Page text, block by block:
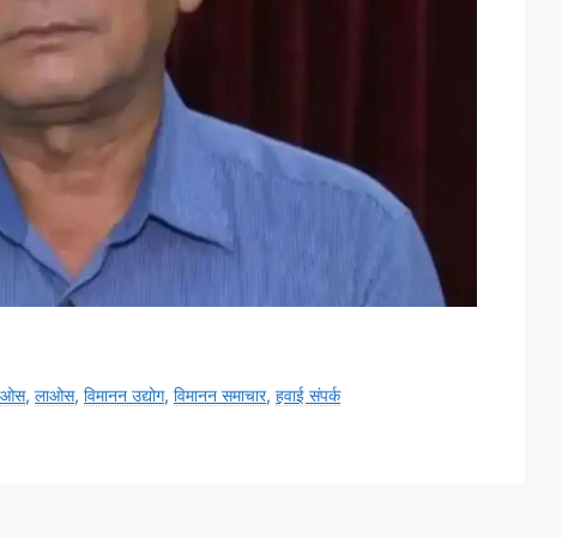
,लाओस,विमानन उद्योग,विमानन समाचार,हवाई संपर्क